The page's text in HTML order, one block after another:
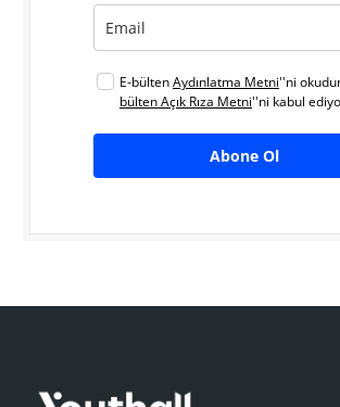
E-bültenAydınlatma Metni''ni
bülten Açık Rıza Metni''ni kabul
Abone Ol